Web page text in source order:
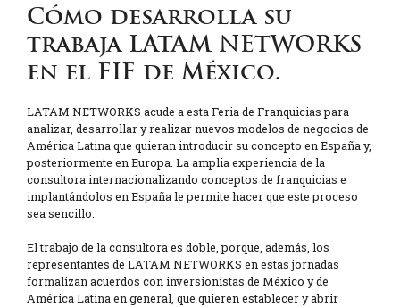
Cómo desarrolla su
trabaja LATAM NETWORKS
en el FIF de México.
LATAM NETWORKS acude a esta Feria de Franquicias para
analizar, desarrollar y realizar nuevos modelos de negocios de
América Latina que quieran introducir su concepto en España y,
posteriormente en Europa. La amplia experiencia de la
consultora internacionalizando conceptos de franquicias e
implantándolos en España le permite hacer que este proceso
sea sencillo.
El trabajo de la consultora es doble, porque, además, los
representantes de LATAM NETWORKS en estas jornadas
formalizan acuerdos con inversionistas de México y de
América Latina en general, que quieren establecer y abrir